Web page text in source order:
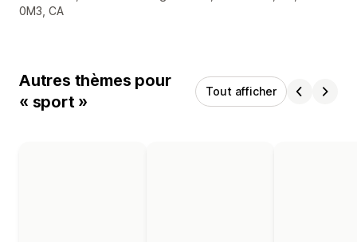
0M3, CA
Autres thèmes pour
« sport »
Tout afficher